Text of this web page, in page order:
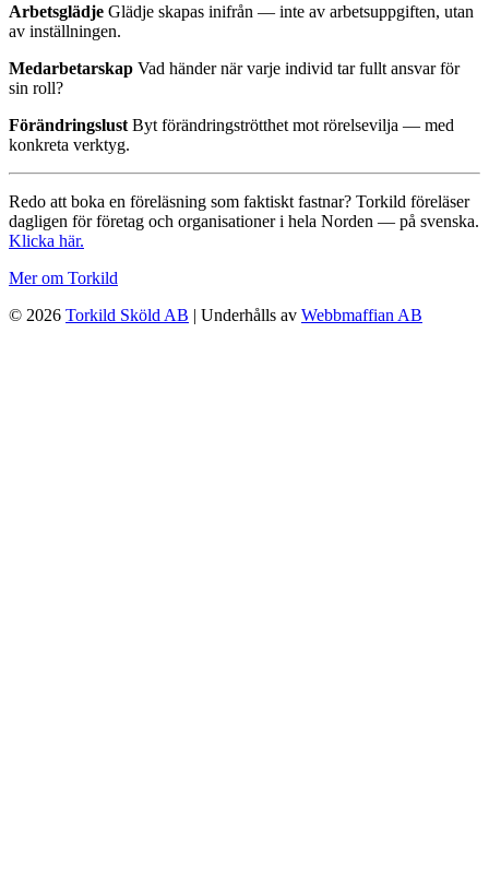
Arbetsglädje Glädje skapas inifrån — inte av arbetsuppgiften, utan
av inställningen.
Medarbetarskap Vad händer när varje individ tar fullt ansvar för
sin roll?
Förändringslust Byt förändringströtthet mot rörelsevilja — med
konkreta verktyg.
Redo att boka en föreläsning som faktiskt fastnar? Torkild föreläser
dagligen för företag och organisationer i hela Norden — på svenska.
Klicka här.
Mer om Torkild
© 2026 Torkild Sköld AB | Underhålls av Webbmaffian AB